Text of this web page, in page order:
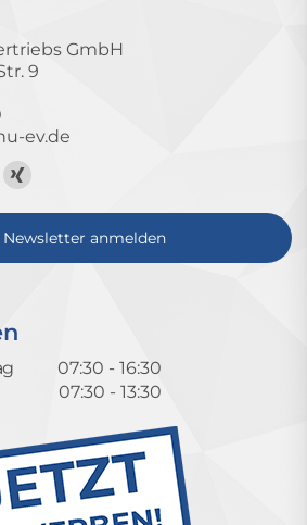
GmbH
9
ev.de
Zum
Xing-
Profil
anmelden
07:30 - 16:30
07:30 - 13:30